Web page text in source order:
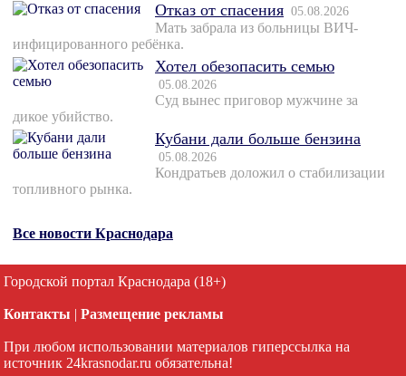
Отказ от спасения 05.08.2026
Мать забрала из больницы ВИЧ-
инфицированного ребёнка.
Хотел обезопасить семью
05.08.2026
Суд вынес приговор мужчине за
дикое убийство.
Кубани дали больше бензина
05.08.2026
Кондратьев доложил о стабилизации
топливного рынка.
Все новости Краснодара
Городской портал Краснодара (18+)
Контакты | Размещение рекламы
При любом использовании материалов гиперссылка на
источник 24krasnodar.ru обязательна!